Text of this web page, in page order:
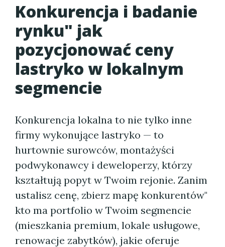
Konkurencja i badanie
rynku" jak
pozycjonować ceny
lastryko w lokalnym
segmencie
Konkurencja lokalna to nie tylko inne
firmy wykonujące lastryko — to
hurtownie surowców, montażyści
podwykonawcy i deweloperzy, którzy
kształtują popyt w Twoim rejonie. Zanim
ustalisz cenę, zbierz mapę konkurentów"
kto ma portfolio w Twoim segmencie
(mieszkania premium, lokale usługowe,
renowacje zabytków), jakie oferuje